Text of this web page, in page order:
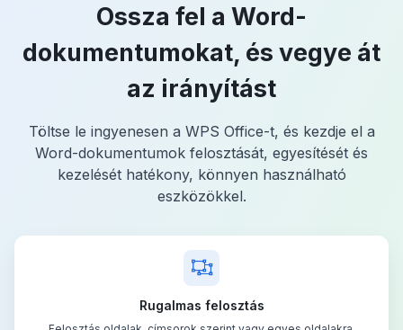
Ossza fel a Word-
dokumentumokat, és vegye át
az irányítást
Töltse le ingyenesen a WPS Office-t, és kezdje el a
Word-dokumentumok felosztását, egyesítését és
kezelését hatékony, könnyen használható
eszközökkel.
Rugalmas felosztás